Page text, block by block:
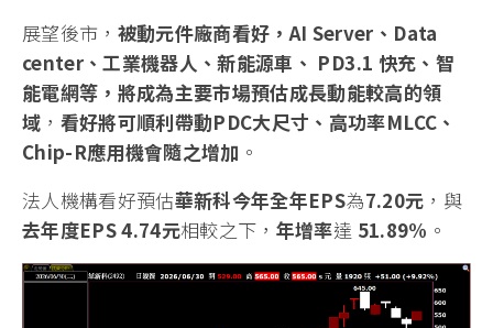
展望後市， 被動元件廠商看好，AI Server 、 Data
center 、工業機器人、新能源車、 PD3.1 快充、智
能電網等，將成為主要市場預估成長動能較高的領
域 ， 看好將可順利帶動PDC大尺寸、高功率MLCC 、
Chip-R應用機會隨之增加 。
法人機構看好預估華新科今年全年EPS為7.20元 ，與
去年度EPS4.74元相較之下， 年增率達 51.89% 。